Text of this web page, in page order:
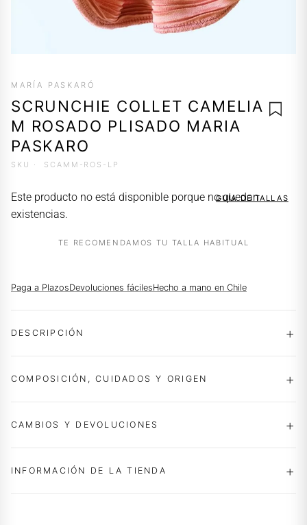
MARÍA PASKARÓ
SCRUNCHIE COLLET CAMELIA
M ROSADO PLISADO MARIA
PASKARO
SKU · SCAMM-ROS-LP
GUÍA DE TALLAS
Este producto no está disponible porque no quedan
existencias.
TE RECOMENDAMOS TU TALLA HABITUAL
Paga a PlazosDevoluciones fácilesHecho a mano en Chile
DESCRIPCIÓN
COMPOSICIÓN, CUIDADOS Y ORIGEN
CAMBIOS Y DEVOLUCIONES
INFORMACIÓN DE LA TIENDA